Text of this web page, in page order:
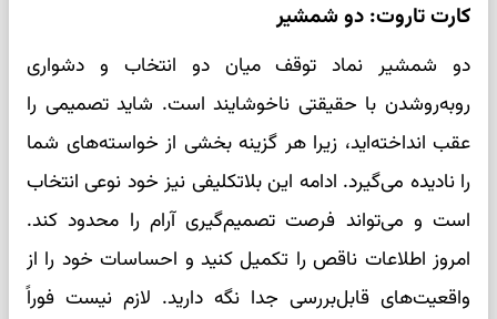
کارت تاروت: دو شمشیر
دو شمشیر نماد توقف میان دو انتخاب و دشواری
روبه‌روشدن با حقیقتی ناخوشایند است. شاید تصمیمی را
عقب انداخته‌اید، زیرا هر گزینه بخشی از خواسته‌های شما
را نادیده می‌گیرد. ادامه این بلاتکلیفی نیز خود نوعی انتخاب
است و می‌تواند فرصت تصمیم‌گیری آرام را محدود کند.
امروز اطلاعات ناقص را تکمیل کنید و احساسات خود را از
واقعیت‌های قابل‌بررسی جدا نگه دارید. لازم نیست فوراً